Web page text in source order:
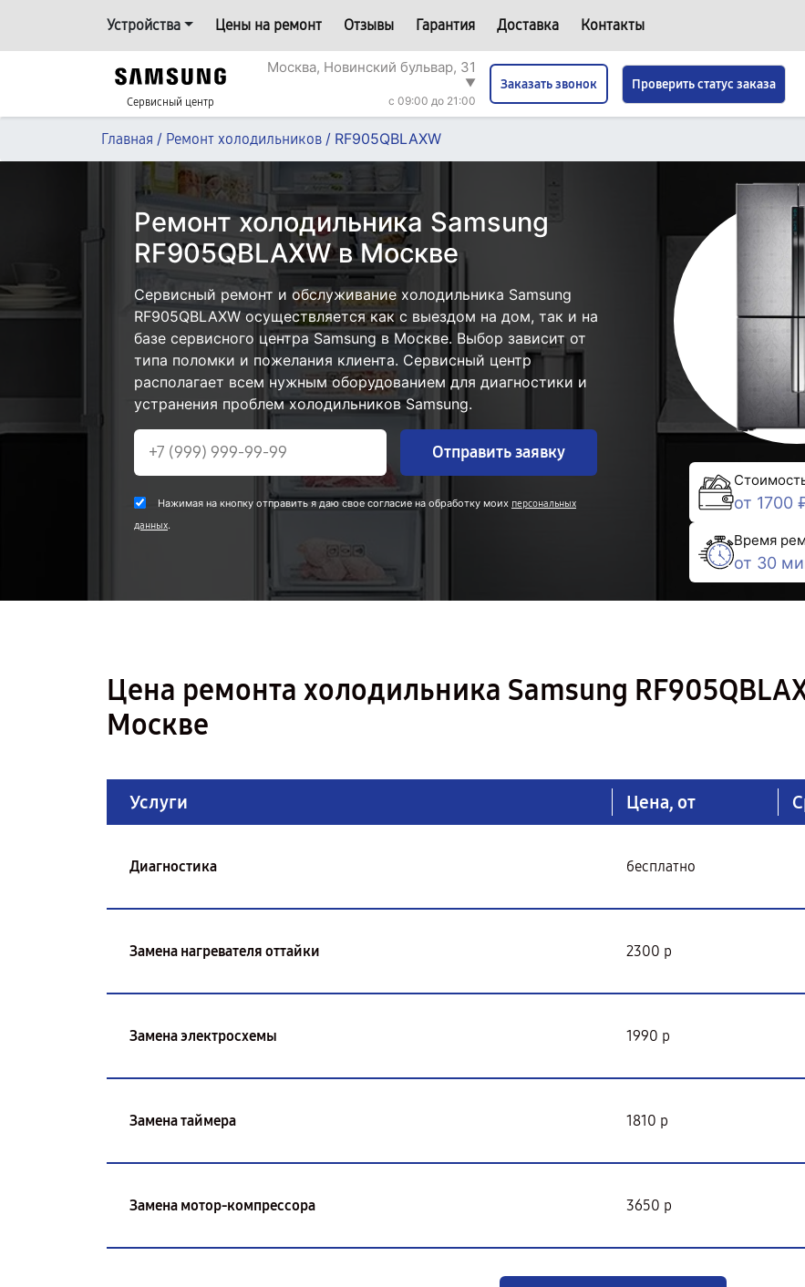
Устройства Цены на ремонт Отзывы Гарантия Доставка Контакты
Сервисный центр
Москва, Новинский бульвар, 31
▼
c 09:00 до 21:00
Заказать звонок Проверить статус заказа
Главная / Ремонт холодильников / RF905QBLAXW
Ремонт холодильника Samsung
RF905QBLAXW в Москве
Сервисный ремонт и обслуживание холодильника Samsung
RF905QBLAXW осуществляется как с выездом на дом, так и на
базе сервисного центра Samsung в Москве. Выбор зависит от
типа поломки и пожелания клиента. Сервисный центр
располагает всем нужным оборудованием для диагностики и
устранения проблем холодильников Samsung.
Отправить заявку
Нажимая на кнопку отправить я даю свое согласие на обработку моих персональных
данных.
от 1700
Время
от 30
Цена ремонта холодильника Samsung
Москве
Услуги Цена, от
Диагностика бесплатно
Замена нагревателя оттайки 2300 р
Замена электросхемы 1990 р
Замена таймера 1810 р
Замена мотор-компрессора 3650 р